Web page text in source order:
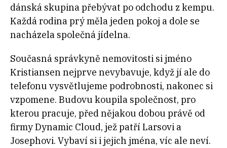
dánská skupina přebývat po odchodu z kempu.
Každá rodina prý měla jeden pokoj a dole se
nacházela společná jídelna.
Současná správkyně nemovitosti si jméno
Kristiansen nejprve nevybavuje, když jí ale do
telefonu vysvětlujeme podrobnosti, nakonec si
vzpomene. Budovu koupila společnost, pro
kterou pracuje, před nějakou dobou právě od
firmy Dynamic Cloud, jež patří Larsovi a
Josephovi. Vybaví si i jejich jména, víc ale neví.